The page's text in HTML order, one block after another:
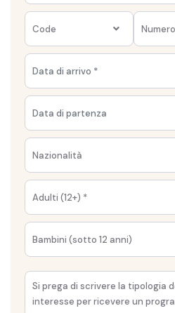
Code
Nazionalità